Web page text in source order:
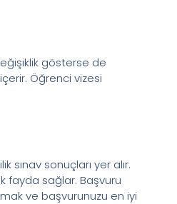
gösterse de
Öğrenci vizesi
sonuçları yer alır.
fayda sağlar. Başvuru
ve başvurunuzu en iyi